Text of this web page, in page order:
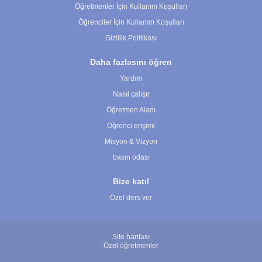
Öğretmenler İçin Kullanım Koşulları
Öğrenciler İçin Kullanım Koşulları
Gizlilik Politikası
Daha fazlasını öğren
Yardım
Nasıl çalışır
Öğretmen Alanı
Öğrenci erişimi
Misyon & Vizyon
basın odası
Bize katıl
Özel ders ver
Site haritası
Özel öğretmenler